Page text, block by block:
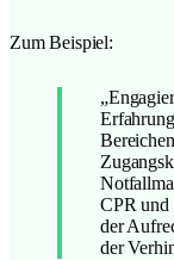
Zum Beispiel:
CPR und
der
der